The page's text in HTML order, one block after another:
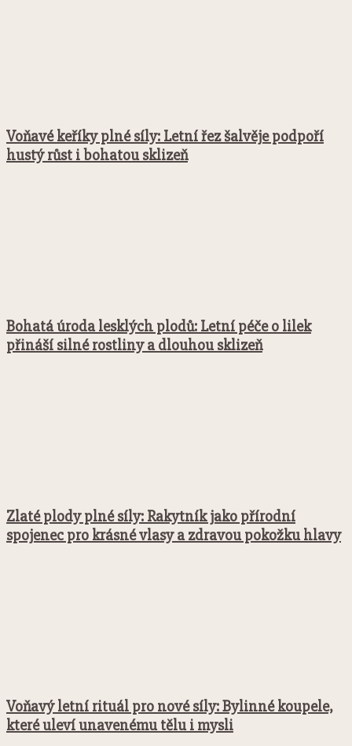
Voňavé keříky plné síly: Letní řez šalvěje podpoří
hustý růst i bohatou sklizeň
Bohatá úroda lesklých plodů: Letní péče o lilek
přináší silné rostliny a dlouhou sklizeň
Zlaté plody plné síly: Rakytník jako přírodní
spojenec pro krásné vlasy a zdravou pokožku hlavy
Voňavý letní rituál pro nové síly: Bylinné koupele,
které uleví unavenému tělu i mysli